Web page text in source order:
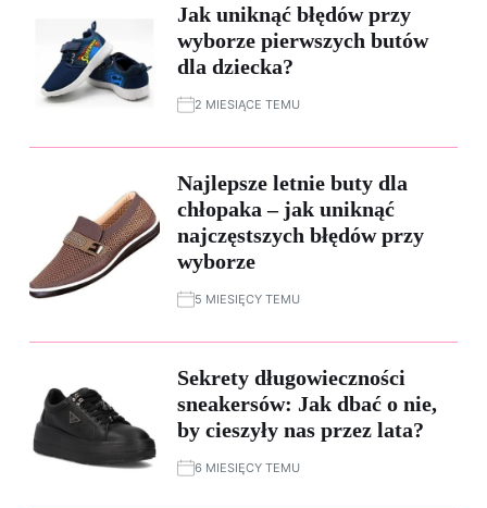
Jak uniknąć błędów przy
wyborze pierwszych butów
dla dziecka?
2 MIESIĄCE TEMU
Najlepsze letnie buty dla
chłopaka – jak uniknąć
najczęstszych błędów przy
wyborze
5 MIESIĘCY TEMU
Sekrety długowieczności
sneakersów: Jak dbać o nie,
by cieszyły nas przez lata?
6 MIESIĘCY TEMU